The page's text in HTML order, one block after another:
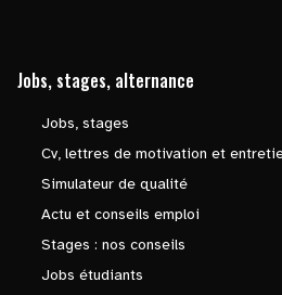
Jobs, stages, alternance
Jobs, stages
Cv, lettres de motivation et
Simulateur de qualité
Actu et conseils emploi
Stages : nos conseils
Jobs étudiants